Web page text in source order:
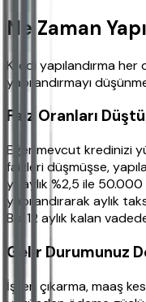
Ne Zaman
Kredi yapılandırma
yapılandırmayı
Faiz Oranları
Eğer mevcut kredinizi
faizleri düşmüşse,
yıl aylık %2,5 ile
yapılandırarak aylık
Bu, 12 aylık kalan
Gelir Durumunuz
İşten çıkarma, maaş